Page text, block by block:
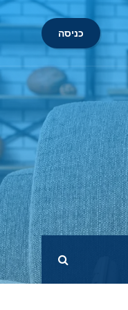
כניסה
הדמייה לבית שלי?